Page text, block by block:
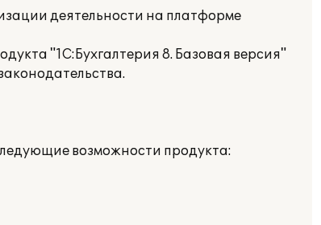
деятельности на платформе
"1С:Бухгалтерия 8. Базовая версия"
возможности продукта: